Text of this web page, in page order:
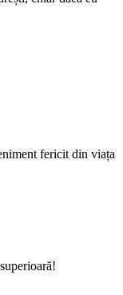
fericit din viața